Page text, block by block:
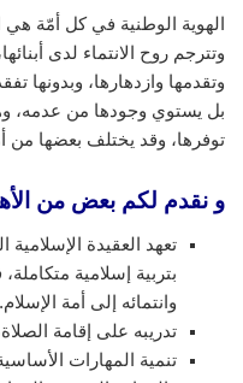
الهوية الوطنية في كل أمّة
وتترجم روح الانتماء لدى
وتقدمها وازدهارها، وبدونها
بل يستوي وجودها من عدمه،
توفرها، وقد يختلف بعضها من
و نقدم لكم بعض من
تعهد العقيدة
بتربية إسلامية
وانتمائه إلى أمة الإسلام.
تدريبه على إقامة
تنمية المهارات